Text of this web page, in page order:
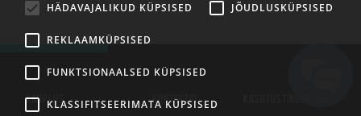
KAUPLUS KONTAKTID
HÄDAVAJALIKUD KÜPSISED
JÕUDLUSKÜPSISED
REKLAAMKÜPSISED
FUNKTSIONAALSED KÜPSISED
KLASSIFITSEERIMATA KÜPSISED